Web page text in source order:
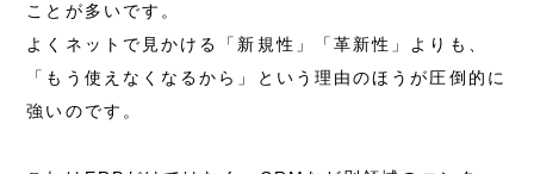
ことが多いです。
よくネットで見かける「新規性」「革新性」よりも、
「もう使えなくなるから」という理由のほうが圧倒的に
強いのです。